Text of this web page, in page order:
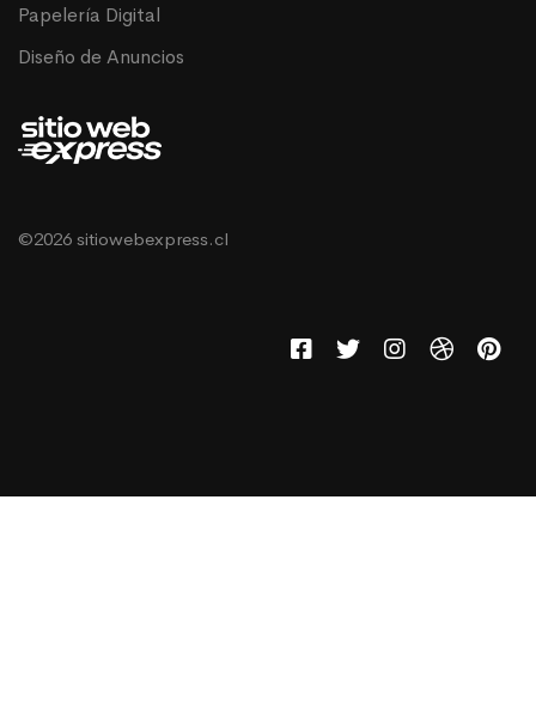
Papelería Digital
Diseño de Anuncios
©2026 sitiowebexpress.cl